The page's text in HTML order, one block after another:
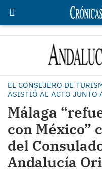
EL CONSEJERO DE
ASISTIÓ AL ACTO JUNTO
Málaga
con México”
del
Andalucía